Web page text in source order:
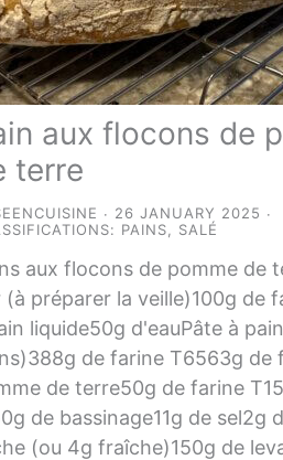
aux flocons de
terre
26 JANUARY 2025
PAINS SALÉ
aux flocons de pomme de
(à préparer la veille)100g de
liquide50g d'eauPâte à
de farine T6563g de
de terre50g de farine
de bassinage11g de sel2g
(ou 4g fraîche)150g de